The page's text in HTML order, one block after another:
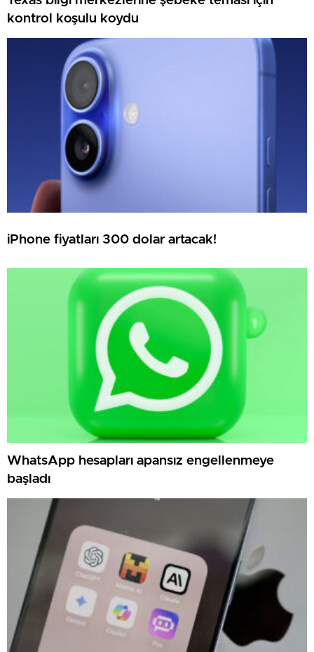
kontrol koşulu koydu
iPhone fiyatları 300 dolar artacak!
WhatsApp hesapları apansız engellenmeye
başladı